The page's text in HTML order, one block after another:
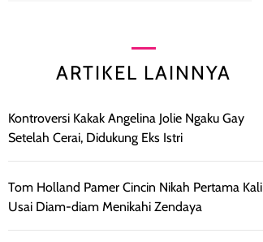
ARTIKEL LAINNYA
Kontroversi Kakak Angelina Jolie Ngaku Gay
Setelah Cerai, Didukung Eks Istri
Tom Holland Pamer Cincin Nikah Pertama Kali
Usai Diam-diam Menikahi Zendaya